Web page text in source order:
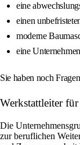
eine
einen
moderne
eine
Sie haben noch
Werkstattleiter
Die
zur beruflichen